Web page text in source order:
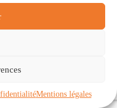
Mentions légales
(UE)